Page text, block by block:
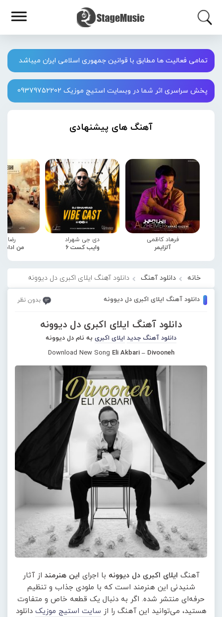
تمامی فعالیت ها مطابق با قوانین جمهوری اسلامی ایران میباشد
پخش سراسری اثر شما در وبسایت استیج موزیک 09379752202
آهنگ های پیشنهادی
فرهاد کاظمی
آلزایمر
دی جی شهراد
وایب کست 6
رضا
من
خانه دانلود آهنگ دانلود آهنگ ایلای اکبری دل دیوونه
دانلود آهنگ ایلای اکبری دل دیوونه بدون نظر
دانلود آهنگ ایلای اکبری دل دیوونه
دانلود آهنگ جدید ایلای اکبری به نام دل دیوونه
Download New Song Eli Akbari – Divooneh
آهنگ ایلای اکبری دل دیوونه با اجرای این هنرمند از آثار
شنیدنی این هنرمند است که با ملودی جذاب و تنظیم
حرفه‌ای منتشر شده. اگر به دنبال یک قطعه خاص و متفاوت
هستید، می‌توانید این آهنگ را از سایت استیج موزیک دانلود